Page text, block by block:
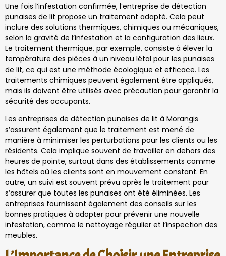
Une fois l’infestation confirmée, l’entreprise de détection
punaises de lit propose un traitement adapté. Cela peut
inclure des solutions thermiques, chimiques ou mécaniques,
selon la gravité de l’infestation et la configuration des lieux.
Le traitement thermique, par exemple, consiste à élever la
température des pièces à un niveau létal pour les punaises
de lit, ce qui est une méthode écologique et efficace. Les
traitements chimiques peuvent également être appliqués,
mais ils doivent être utilisés avec précaution pour garantir la
sécurité des occupants.
Les entreprises de détection punaises de lit à Morangis
s’assurent également que le traitement est mené de
manière à minimiser les perturbations pour les clients ou les
résidents. Cela implique souvent de travailler en dehors des
heures de pointe, surtout dans des établissements comme
les hôtels où les clients sont en mouvement constant. En
outre, un suivi est souvent prévu après le traitement pour
s’assurer que toutes les punaises ont été éliminées. Les
entreprises fournissent également des conseils sur les
bonnes pratiques à adopter pour prévenir une nouvelle
infestation, comme le nettoyage régulier et l’inspection des
meubles.